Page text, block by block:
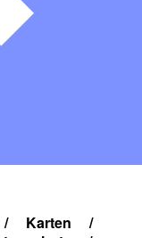
/ Karten
/